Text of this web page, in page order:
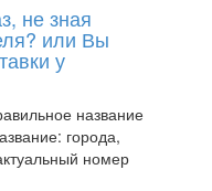
не зная
или Вы
у
название
города,
номер